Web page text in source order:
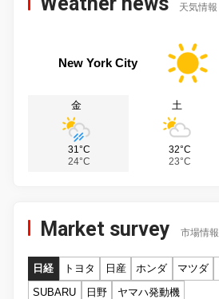
天気情報
New York City
金
31°C
24°C
土
32°C
23°C
Market survey 市場情報
日経 トヨタ 日産 ホンダ マツダ
SUBARU
日野 ヤマハ発動機